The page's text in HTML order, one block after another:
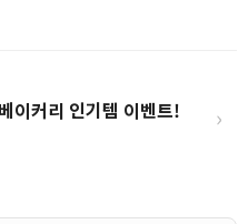
이커리 인기템 이벤트! ›